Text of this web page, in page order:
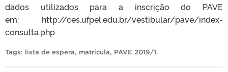
dados utilizados para a inscrição do PAVE
em: http://ces.ufpel.edu.br/vestibular/pave/index-
consulta.php
Tags: lista de espera, matrícula, PAVE 2019/1.